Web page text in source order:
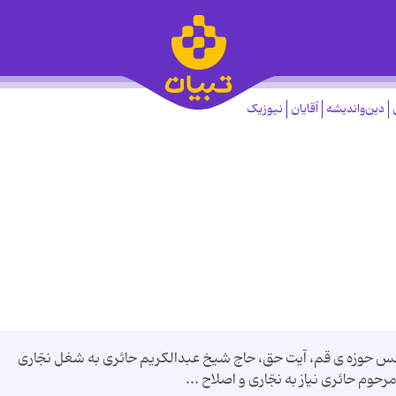
دین‌واندیشه آقایان نیوزیک
حوزه ى قم، آیت حق، حاج شیخ عبدالكریم حائرى به شغل نجّارى
حائرى نیاز به نجّارى و اصلاح ...